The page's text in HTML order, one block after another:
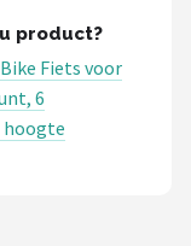
product?
Fiets voor
6
hoogte